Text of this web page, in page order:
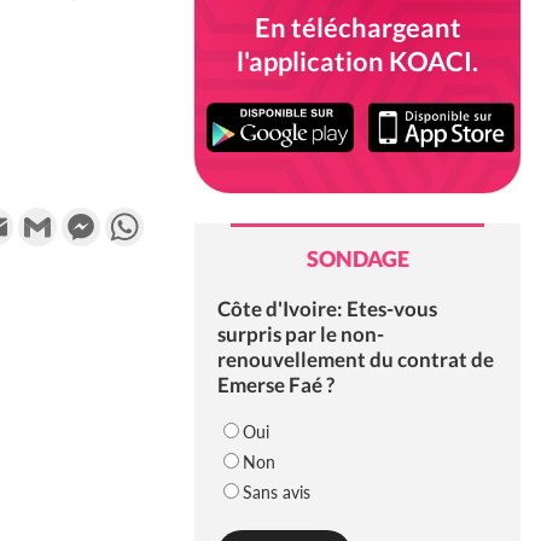
Email Gmail Messenger
En téléchargeant
l'application KOACI.
SONDAGE
Côte d'Ivoire: Etes-vous
surpris par le non-
renouvellement du contrat de
Emerse Faé ?
Oui
Non
Sans avis